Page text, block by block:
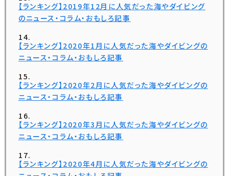
【ランキング】2019年12月に人気だった海やダイビング
のニュース・コラム・おもしろ記事
【ランキング】2020年1月に人気だった海やダイビングの
ニュース・コラム・おもしろ記事
【ランキング】2020年2月に人気だった海やダイビングの
ニュース・コラム・おもしろ記事
【ランキング】2020年3月に人気だった海やダイビングの
ニュース・コラム・おもしろ記事
【ランキング】2020年4月に人気だった海やダイビングの